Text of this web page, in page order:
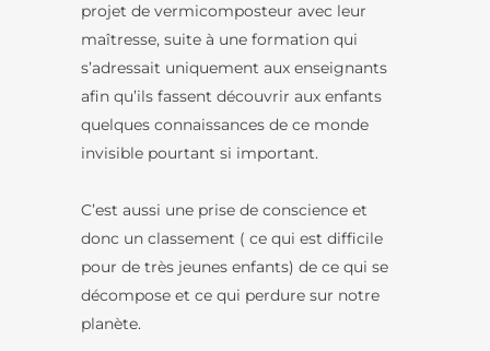
projet de vermicomposteur avec leur
maîtresse, suite à une formation qui
s’adressait uniquement aux enseignants
afin qu’ils fassent découvrir aux enfants
quelques connaissances de ce monde
invisible pourtant si important.
C’est aussi une prise de conscience et
donc un classement ( ce qui est difficile
pour de très jeunes enfants) de ce qui se
décompose et ce qui perdure sur notre
planète.